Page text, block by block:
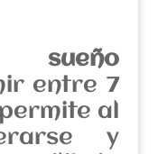
sueño
entre 7
al
y